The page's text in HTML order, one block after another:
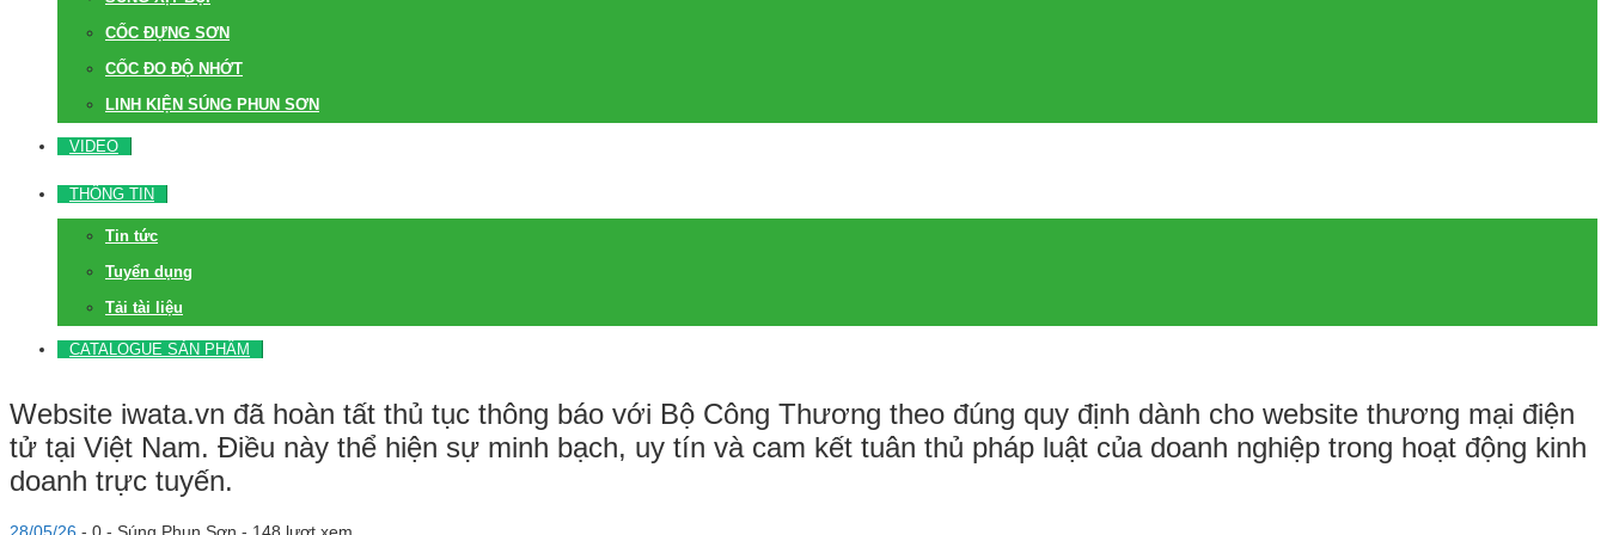
CỐC ĐỰNG SƠN
CỐC ĐO ĐỘ NHỚT
LINH KIỆN SÚNG PHUN SƠN
VIDEO
THÔNG TIN
Tin tức
Tuyển dụng
Tải tài liệu
CATALOGUE SẢN PHẨM
Website iwata.vn đã hoàn tất thủ tục thông báo với Bộ Công Thương theo đúng quy định dành cho website thương mại điện
tử tại Việt Nam. Điều này thể hiện sự minh bạch, uy tín và cam kết tuân thủ pháp luật của doanh nghiệp trong hoạt động kinh
doanh trực tuyến.